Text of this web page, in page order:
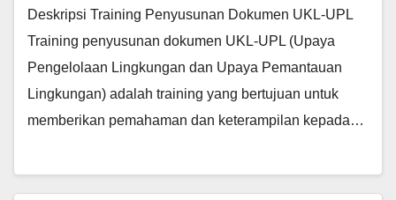
Deskripsi Training Penyusunan Dokumen UKL-UPL
Training penyusunan dokumen UKL-UPL (Upaya
Pengelolaan Lingkungan dan Upaya Pemantauan
Lingkungan) adalah training yang bertujuan untuk
memberikan pemahaman dan keterampilan kepada…